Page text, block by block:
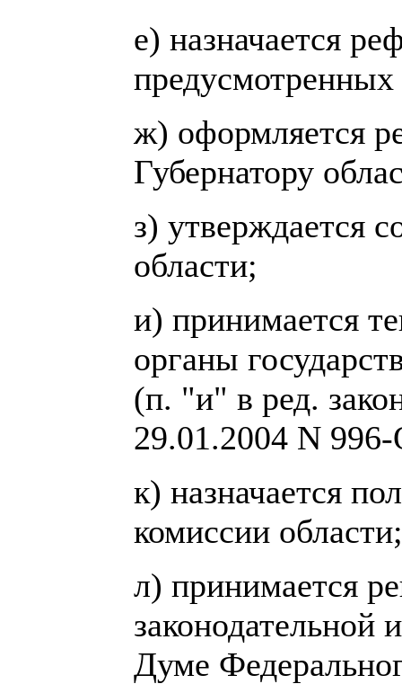
е) назначается
предусмотренных
ж) оформляется
Губернатору
з) утверждается
области;
и) принимается
органы
(п. "и" в ред.
29.01.2004 N
к) назначается
комиссии области;
л) принимается
законодательной
Думе